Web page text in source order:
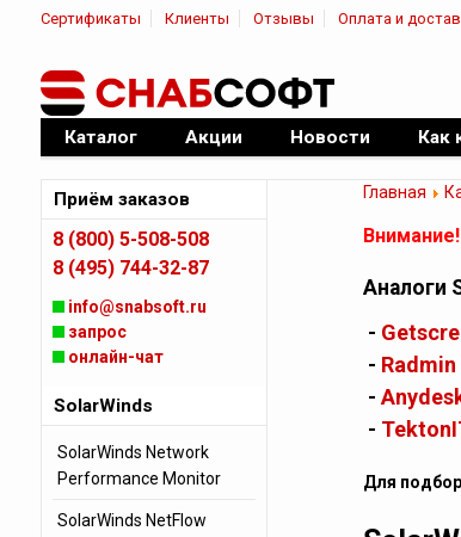
Сертификаты Клиенты Отзывы Оплата и
Официальный дилер ПО
Каталог Акции Новости Как
Главная
Аналоги
-
- Radmin
-
-
Для
Приём заказов
8 (800) 5-508-508
8 (495) 744-32-87
info@snabsoft.ru
запрос
онлайн-чат
SolarWinds
SolarWinds Network
Performance Monitor
SolarWinds NetFlow